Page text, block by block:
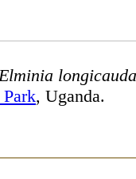
longicauda
, Uganda.